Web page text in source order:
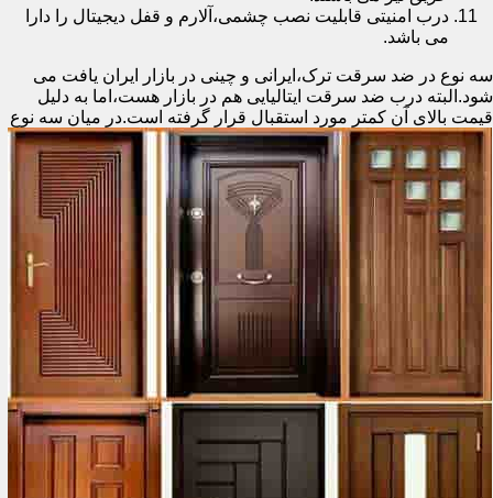
درب امنیتی قابلیت نصب چشمی،آلارم و قفل دیجیتال را دارا
می باشد.
سه نوع در ضد سرقت ترک،ایرانی و چینی در بازار ایران یافت می
شود.البته درب ضد سرقت ایتالیایی هم در بازار هست،اما به دلیل
قیمت بالای آن کمتر مورد استقبال قرار گرفته است.در میان سه نوع